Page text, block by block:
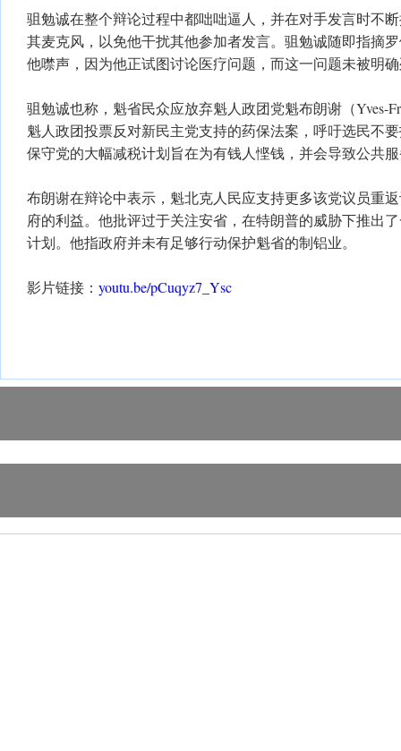
驵勉诚在整个辩论过程中都咄咄逼人，并在对手发言时不
其麦克风，以免他干扰其他参加者发言。驵勉诚随即指摘
他噤声，因为他正试图讨论医疗问题，而这一问题未被明
驵勉诚也称，魁省民众应放弃魁人政团党魁布朗谢（Yves-
魁人政团投票反对新民主党支持的药保法案，呼吁选民不
保守党的大幅减税计划旨在为有钱人悭钱，并会导致公共
布朗谢在辩论中表示，魁北克人民应支持更多该党议员重
府的利益。他批评过于关注安省，在特朗普的威胁下推出
计划。他指政府并未有足够行动保护魁省的制铝业。
影片链接： youtu.be/pCuqyz7_Ysc